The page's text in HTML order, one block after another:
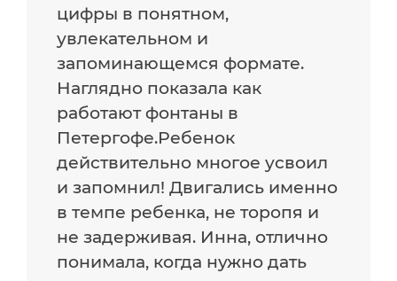
цифры в понятном,
увлекательном и
запоминающемся формате.
Наглядно показала как
работают фонтаны в
Петергофе.Ребенок
действительно многое усвоил
и запомнил! Двигались именно
в темпе ребенка, не торопя и
не задерживая. Инна, отлично
понимала, когда нужно дать